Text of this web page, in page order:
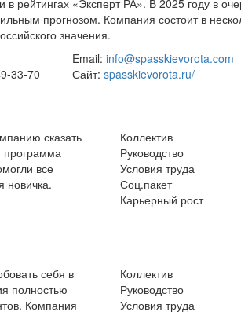
в рейтингах «Эксперт РА». В 2025 году в
прогнозом. Компания состоит в
значения.
33-70
Email: info@spasskievorota.com
Сайт: spasskievorota.ru/
сказать
программа
все
новичка.
Коллектив
Руководство
Условия труда
Соц.пакет
Карьерный рост
себя в
полностью
Компания
Коллектив
Руководство
Условия труда